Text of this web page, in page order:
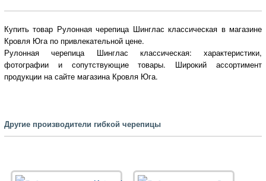
Купить товар Рулонная черепица Шинглас классическая в магазине
Кровля Юга по привлекательной цене.
Рулонная черепица Шинглас классическая: характеристики,
фотографии и сопутствующие товары. Широкий ассортимент
продукции на сайте магазина Кровля Юга.
Другие производители гибкой черепицы